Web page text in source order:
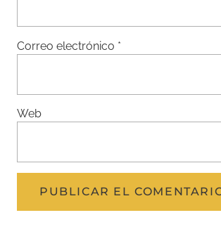
Correo electrónico *
Web